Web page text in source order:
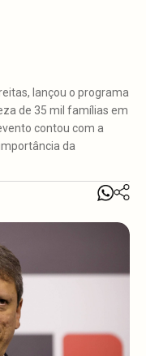
lançou o programa
de 35 mil famílias em
contou com a
da